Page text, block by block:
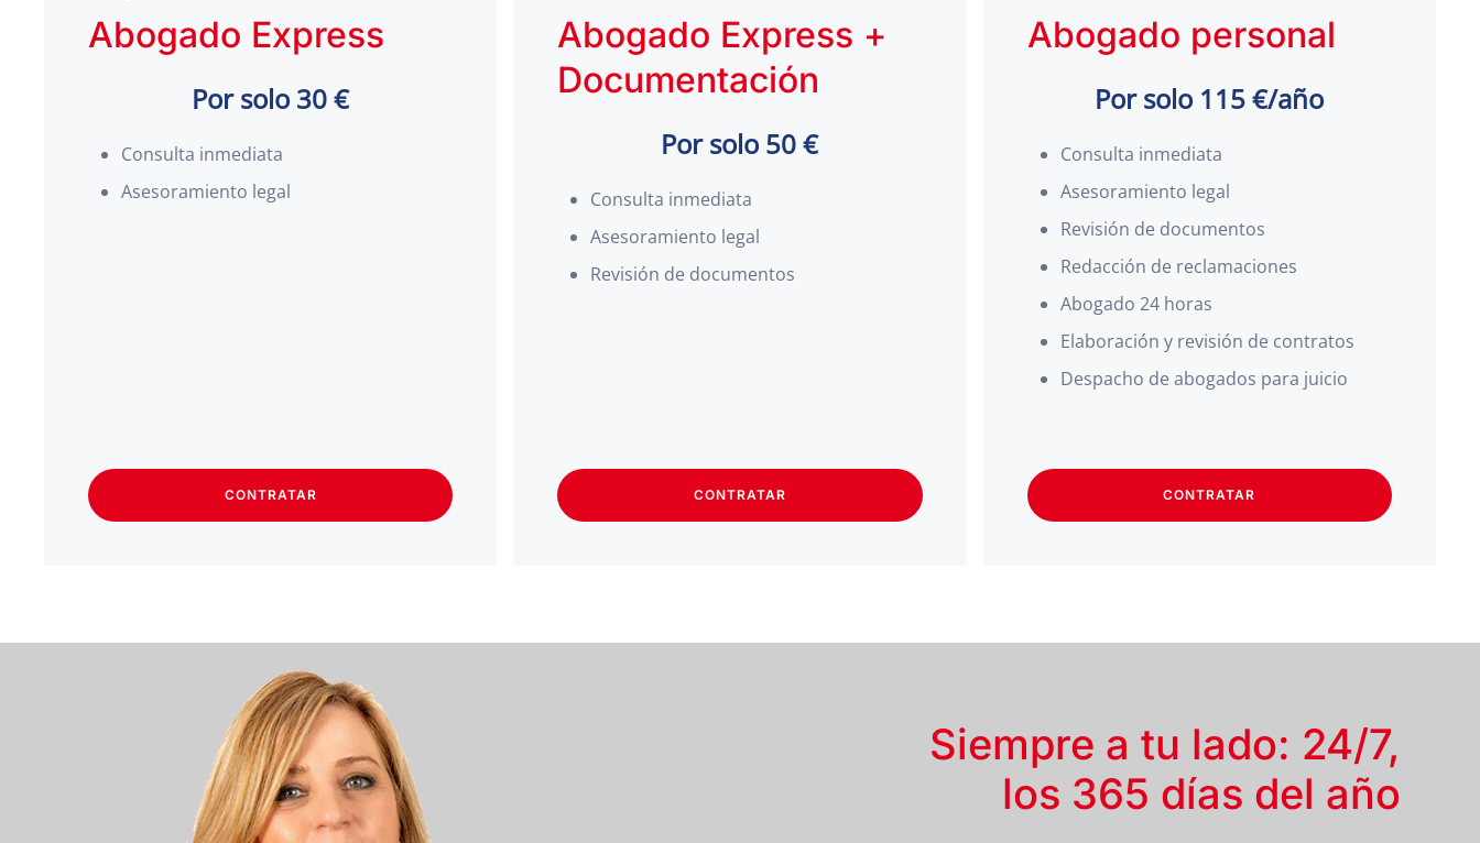
Abogado Express
Por solo 30 €
Consulta inmediata
Asesoramiento legal
CONTRATAR
Abogado Express +
Documentación
Por solo 50 €
Consulta inmediata
Asesoramiento legal
Revisión de documentos
CONTRATAR
Abogado personal
Por solo 115 €/año
Consulta inmediata
Asesoramiento legal
Revisión de documentos
Redacción de reclamaciones
Abogado 24 horas
Elaboración y revisión de contratos
Despacho de abogados para juicio
CONTRATAR
Siempre a tu lado: 24/7,
los 365 días del año